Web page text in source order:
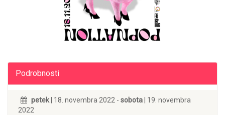
Podrobnosti
petek | 18. novembra 2022 - sobota | 19. novembra
2022